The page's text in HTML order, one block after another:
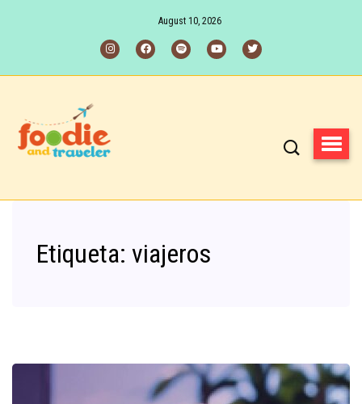
August 10, 2026
Etiqueta: viajeros